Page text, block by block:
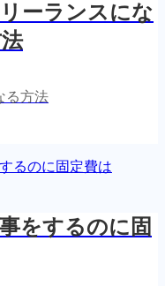
ーランスにな
る方法
をするのに固